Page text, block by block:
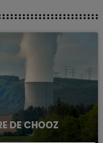
DE CHOOZ